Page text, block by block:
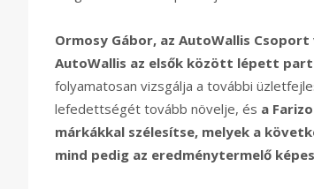
Ormosy Gábor, az AutoWallis
AutoWallis az elsők között lépett
folyamatosan vizsgálja a további
lefedettségét tovább növelje, és a
márkákkal szélesítse, melyek a
mind pedig az eredménytermelő